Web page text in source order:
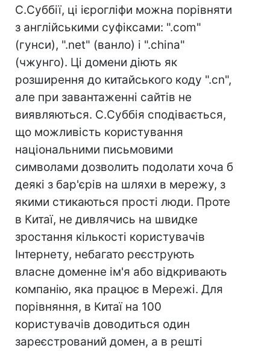
С.Суббії, ці ієрогліфи можна порівняти
з англійськими суфіксами: ".com"
(гунси), ".net" (ванло) і ".сhina"
(чжунго). Ці домени діють як
розширення до китайського коду ".cn",
але при завантаженні сайтів не
виявляються. С.Суббія сподівається,
що можливість користування
національними письмовими
символами дозволить подолати хоча б
деякі з бар'єрів на шляхи в мережу, з
якими стикаються прості люди. Проте
в Китаї, не дивлячись на швидке
зростання кількості користувачів
Інтернету, небагато реєструють
власне доменне ім'я або відкривають
компанію, яка працює в Мережі. Для
порівняння, в Китаї на 100
користувачів доводиться один
зареєстрований домен, а в решті